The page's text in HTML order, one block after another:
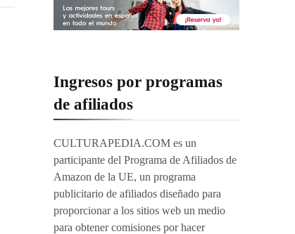
Ingresos por programas
de afiliados
CULTURAPEDIA.COM es un
participante del Programa de Afiliados de
Amazon de la UE, un programa
publicitario de afiliados diseñado para
proporcionar a los sitios web un medio
para obtener comisiones por hacer